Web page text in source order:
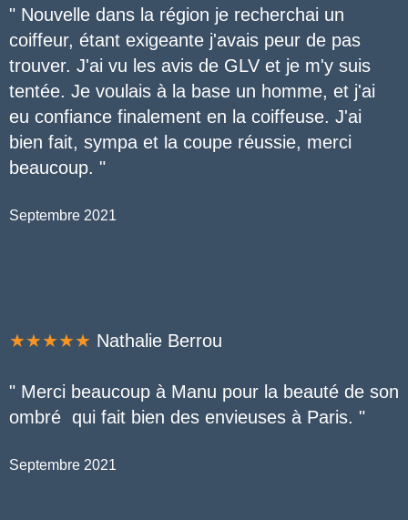
" Nouvelle dans la région je recherchai un
coiffeur, étant exigeante j'avais peur de pas
trouver. J'ai vu les avis de GLV et je m'y suis
tentée. Je voulais à la base un homme, et j'ai
eu confiance finalement en la coiffeuse. J'ai
bien fait, sympa et la coupe réussie, merci
beaucoup. "
Septembre 2021
★★★★★ Nathalie Berrou
" Merci beaucoup à Manu pour la beauté de son
ombré qui fait bien des envieuses à Paris. "
Septembre 2021